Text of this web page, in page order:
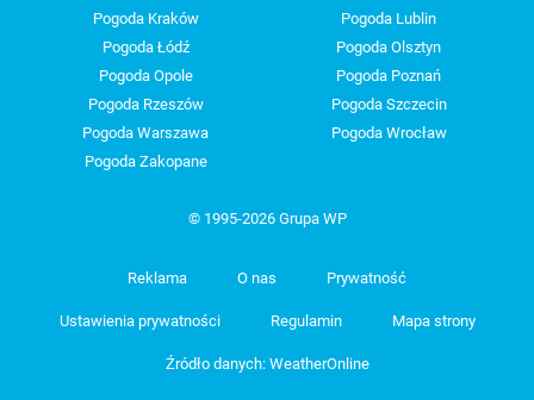
Pogoda Kraków
Pogoda Lublin
Pogoda Łódź
Pogoda Olsztyn
Pogoda Opole
Pogoda Poznań
Pogoda Rzeszów
Pogoda Szczecin
Pogoda Warszawa
Pogoda Wrocław
Pogoda Zakopane
© 1995-2026 Grupa WP
Reklama O nas Prywatność
Ustawienia prywatności Regulamin Mapa strony
Źródło danych: WeatherOnline